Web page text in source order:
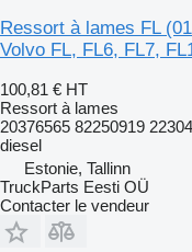
Ressort à lames FL
Volvo FL, FL6, FL7,
100,81 € HT
Ressort à lames
20376565 82250919
diesel
Estonie, Tallinn
TruckParts Eesti OÜ
Contacter le vendeur